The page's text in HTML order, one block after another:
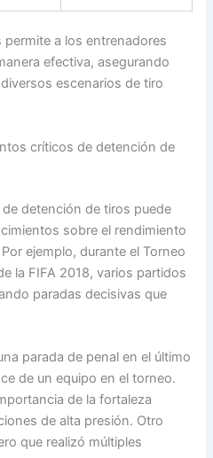
a los entrenadores
efectiva, asegurando
escenarios de tiro
críticos de detención de
detención de tiros puede
sobre el rendimiento
ejemplo, durante el Torneo
la FIFA 2018, varios partidos
paradas decisivas que
parada de penal en el último
de un equipo en el torneo.
de la fortaleza
de alta presión. Otro
que realizó múltiples